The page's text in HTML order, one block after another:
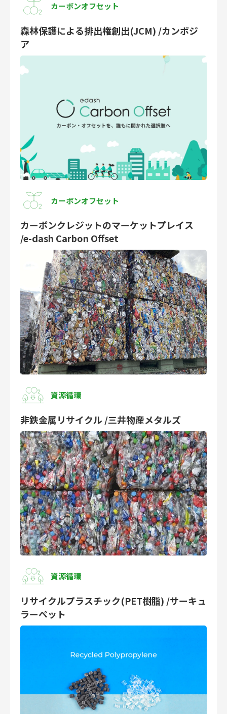
カーボンオフセット
森林保護による排出権創出(JCM) /カンボジ
ア
カーボンオフセット
カーボンクレジットのマーケットプレイス
/e-dash Carbon Offset
資源循環
非鉄金属リサイクル /三井物産メタルズ
資源循環
リサイクルプラスチック(PET樹脂) /サーキュ
ラーペット